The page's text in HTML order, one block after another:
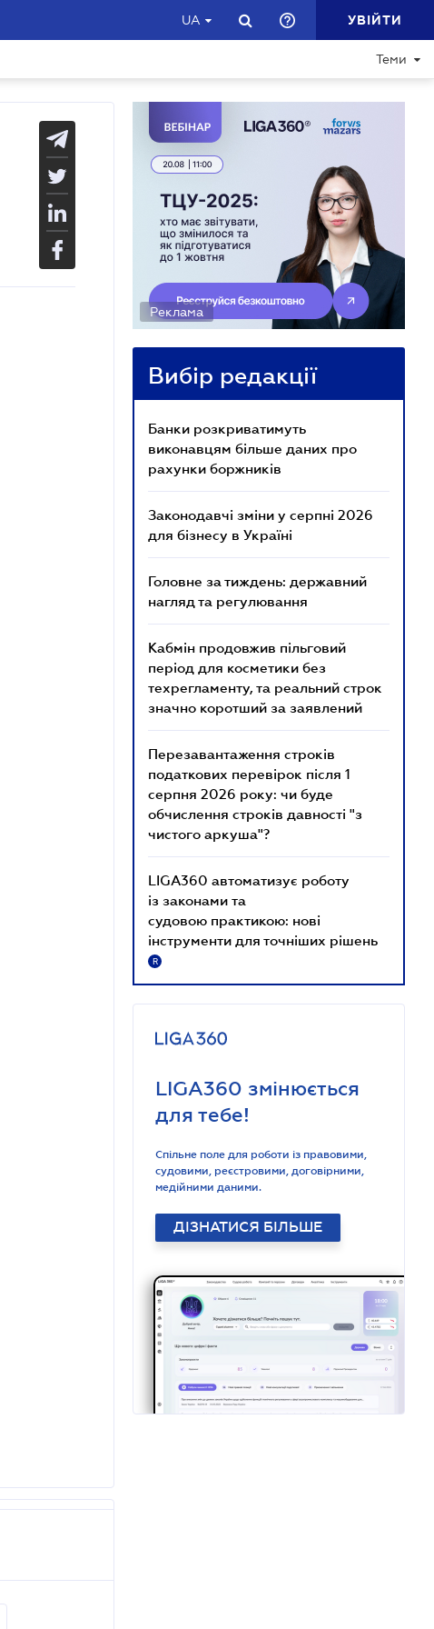
UA УВІЙТИ
Теми
Реклама
Вибір редакції
Банки розкриватимуть
виконавцям більше даних про
рахунки боржників
Законодавчі зміни у серпні 2026
для бізнесу в Україні
Головне за тиждень: державний
нагляд та регулювання
Кабмін продовжив пільговий
період для косметики без
техрегламенту, та реальний строк
значно коротший за заявлений
Перезавантаження строків
податкових перевірок після 1
серпня 2026 року: чи буде
обчислення строків давності "з
чистого аркуша"?
LIGA360 автоматизує роботу
із законами та
судовою практикою: нові
інструменти для точніших рішень
R
LIGA360 змінюється
для тебе!
Спільне поле для роботи із правовими,
судовими, реєстровими, договірними,
медійними даними.
ДІЗНАТИСЯ БІЛЬШЕ